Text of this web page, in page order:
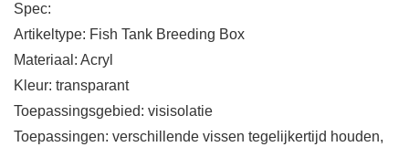
Spec:
Artikeltype: Fish Tank Breeding Box
Materiaal: Acryl
Kleur: transparant
Toepassingsgebied: visisolatie
Toepassingen: verschillende vissen tegelijkertijd houden,